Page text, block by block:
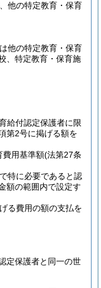
他の特定教育・保育
他の特定教育・保育
、特定教育・保育施
給付認定保護者に限
第2号に掲げる額を
費用基準額(法第27条
特に必要であると認
額の範囲内で設定す
る費用の額の支払を
定保護者と同一の世